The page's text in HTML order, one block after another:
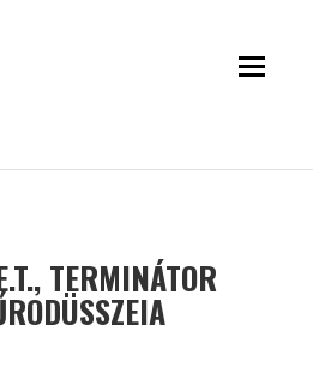
TERMINÁTOR